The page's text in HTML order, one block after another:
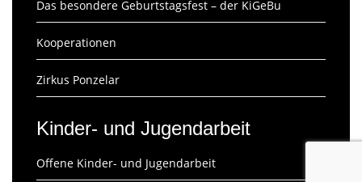
Das besondere Geburtstagsfest – der KiGeBu
Kooperationen
Zirkus Ponzelar
Kinder- und Jugendarbeit
Offene Kinder- und Jugendarbeit